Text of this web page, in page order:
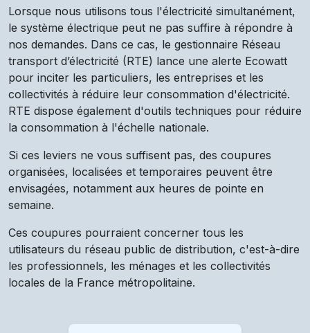
Lorsque nous utilisons tous l'électricité simultanément,
le système électrique peut ne pas suffire à répondre à
nos demandes. Dans ce cas, le gestionnaire Réseau
transport d’électricité (RTE) lance une alerte Ecowatt
pour inciter les particuliers, les entreprises et les
collectivités à réduire leur consommation d'électricité.
RTE dispose également d'outils techniques pour réduire
la consommation à l'échelle nationale.
Si ces leviers ne vous suffisent pas, des coupures
organisées, localisées et temporaires peuvent être
envisagées, notamment aux heures de pointe en
semaine.
Ces coupures pourraient concerner tous les
utilisateurs du réseau public de distribution, c'est-à-dire
les professionnels, les ménages et les collectivités
locales de la France métropolitaine.